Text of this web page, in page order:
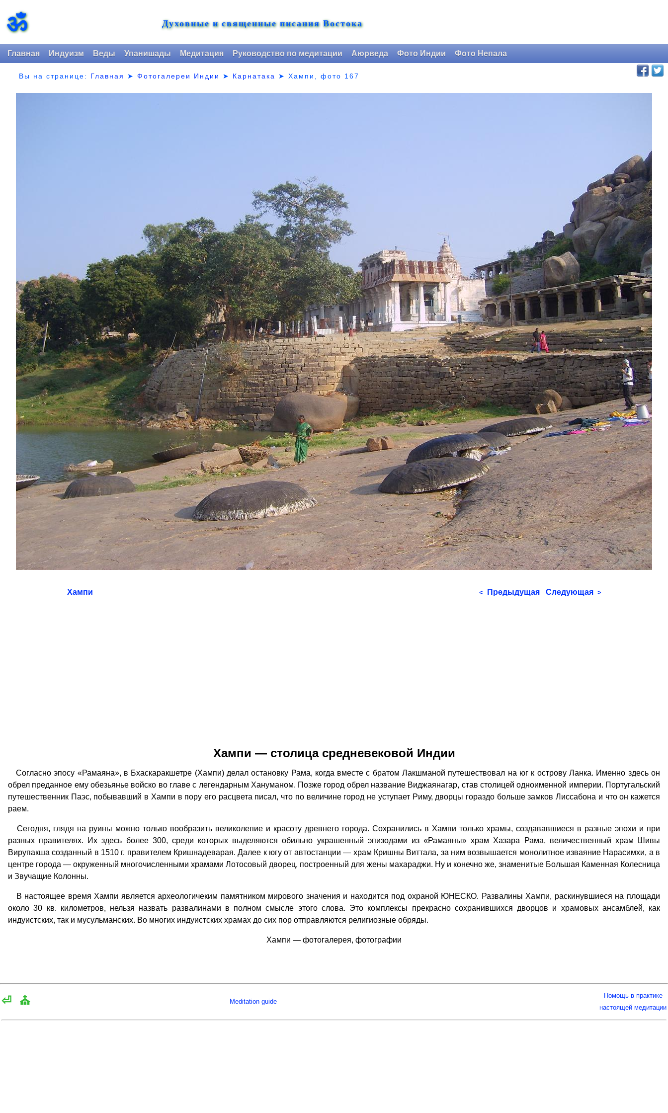
ॐ Духовные и священные писания Востока
Главная Индуизм Веды Упанишады Медитация Руководство по медитации Аюрведа Фото Индии Фото Непала
Вы на странице: Главная ➤Фотогалереи Индии ➤ Карнатака ➤Хампи, фото 167
Хампи < Предыдущая Следующая >
Хампи — столица средневековой Индии
Согласно эпосу «Рамаяна», в Бхаскаракшетре (Хампи) делал остановку Рама, когда вместе с братом Лакшманой путешествовал на юг к острову Ланка. Именно здесь он
обрел преданное ему обезьянье войско во главе с легендарным Хануманом. Позже город обрел название Виджаянагар, став столицей одноименной империи. Португальский
путешественник Паэс, побывавший в Хампи в пору его расцвета писал, что по величине город не уступает Риму, дворцы гораздо больше замков Лиссабона и что он кажется
раем.
Сегодня, глядя на руины можно только вообразить великолепие и красоту древнего города. Сохранились в Хампи только храмы, создававшиеся в разные эпохи и при
разных правителях. Их здесь более 300, среди которых выделяются обильно украшенный эпизодами из «Рамаяны» храм Хазара Рама, величественный храм Шивы
Вирупакша созданный в 1510 г. правителем Кришнадеварая. Далее к югу от автостанции — храм Кришны Виттала, за ним возвышается монолитное изваяние Нарасимхи, а в
центре города — окруженный многочисленными храмами Лотосовый дворец, построенный для жены махараджи. Ну и конечно же, знаменитые Большая Каменная Колесница
и Звучащие Колонны.
В настоящее время Хампи является археологичеким памятником мирового значения и находится под охраной ЮНЕСКО. Развалины Хампи, раскинувшиеся на площади
около 30 кв. километров, нельзя назвать развалинами в полном смысле этого слова. Это комплексы прекрасно сохранившихся дворцов и храмовых ансамблей, как
индуистских, так и мусульманских. Во многих индуистских храмах до сих пор отправляются религиозные обряды.
Хампи — фотогалерея, фотографии
⏎ ⛪ Meditation guide
Помощь в практике
настоящей медитации